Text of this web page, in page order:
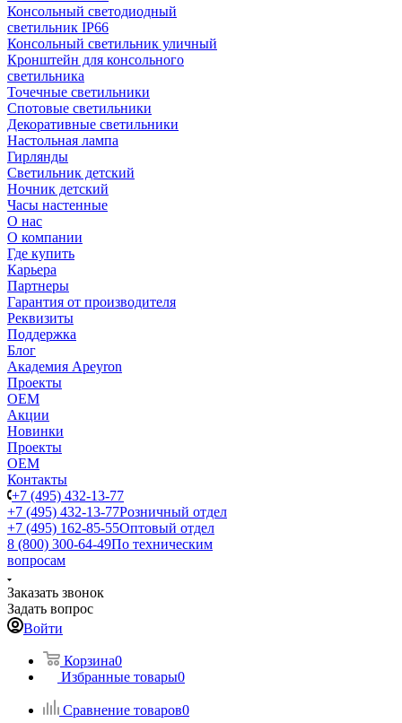
Консольный светодиодный
светильник IP66
Консольный светильник уличный
Кронштейн для консольного
светильника
Точечные светильники
Спотовые светильники
Декоративные светильники
Настольная лампа
Гирлянды
Светильник детский
Ночник детский
Часы настенные
О нас
О компании
Где купить
Карьера
Партнеры
Гарантия от производителя
Реквизиты
Поддержка
Блог
Академия Apeyron
Проекты
ОЕМ
Акции
Новинки
Проекты
ОЕМ
Контакты
+7 (495) 432-13-77
+7 (495) 432-13-77Розничный отдел
+7 (495) 162-85-55Оптовый отдел
8 (800) 300-64-49По техническим
вопросам
Заказать звонок
Задать вопрос
Войти
Корзина0
Избранные товары0
Сравнение товаров0